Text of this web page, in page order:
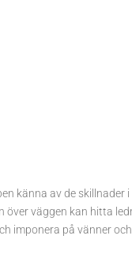
känna av de skillnader
över väggen kan hitta
imponera på vänner och